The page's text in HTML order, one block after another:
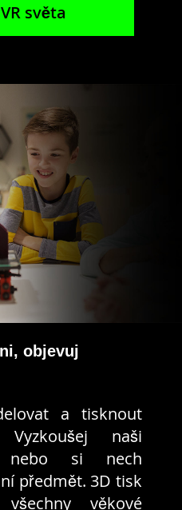
světa
objevuj
a tisknout
naši
nebo si nech
předmět. 3D tisk
věkové